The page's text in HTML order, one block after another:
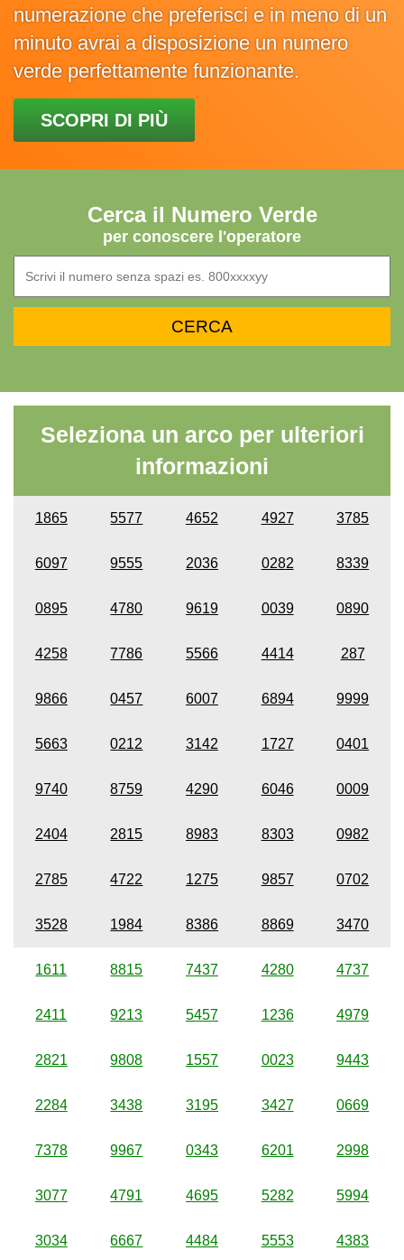
numerazione che preferisci e in meno di un
minuto avrai a disposizione un numero
verde perfettamente funzionante.
SCOPRI DI PIÙ
Cerca il Numero Verde
per conoscere l'operatore
Seleziona un arco per ulteriori
informazioni
1865 5577 4652 4927 3785
6097 9555 2036 0282 8339
0895 4780 9619 0039 0890
4258 7786 5566 4414 287
9866 0457 6007 6894 9999
5663 0212 3142 1727 0401
9740 8759 4290 6046 0009
2404 2815 8983 8303 0982
2785 4722 1275 9857 0702
3528 1984 8386 8869 3470
1611 8815 7437 4280 4737
2411 9213 5457 1236 4979
2821 9808 1557 0023 9443
2284 3438 3195 3427 0669
7378 9967 0343 6201 2998
3077 4791 4695 5282 5994
3034 6667 4484 5553 4383